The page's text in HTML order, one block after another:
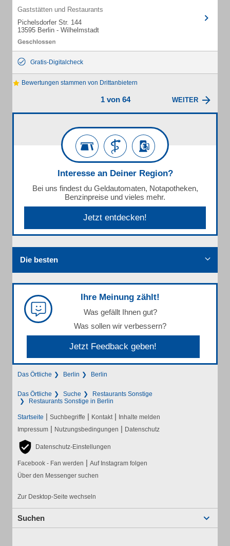
Gaststätten und Restaurants
Pichelsdorfer Str. 144
13595 Berlin - Wilhelmstadt
Gratis-Digitalcheck
Bewertungen stammen von Drittanbietern
1 von 64 WEITER
Interesse an Deiner Region?
Bei uns findest du Geldautomaten, Notapotheken,
Benzinpreise und vieles mehr.
Jetzt entdecken!
Die besten
Ihre Meinung zählt!
Was gefällt Ihnen gut?
Was sollen wir verbessern?
Jetzt Feedback geben!
Das Örtliche Berlin Berlin
Das Örtliche Suche
Restaurants Sonstige
Restaurants Sonstige in Berlin
Startseite | Suchbegriffe | Kontakt | Inhalte melden
Impressum | Nutzungsbedingungen | Datenschutz
Datenschutz-Einstellungen
Facebook - Fan werden | Auf Instagram folgen
Über den Messenger suchen
Zur Desktop-Seite wechseln
Suchen